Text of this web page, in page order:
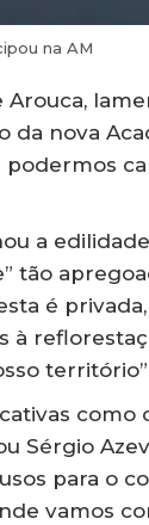
na AM
da nova
a
tão
é
como
Sérgio
para o
vamos